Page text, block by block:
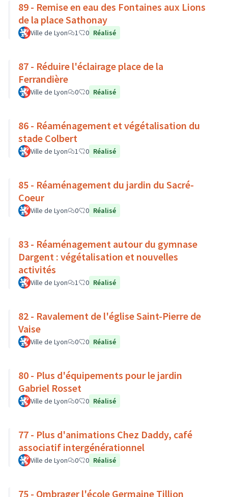
89 - Remise en eau des Fontaines aux Lions
de la place Sathonay
Ville de Lyon 1 0 Réalisé
87 - Réduire l'éclairage place de la
Ferrandière
Ville de Lyon 0 0 Réalisé
86 - Réaménagement et végétalisation du
stade Colbert
Ville de Lyon 1 0 Réalisé
85 - Réaménagement du jardin du Sacré-
Coeur
Ville de Lyon 0 0 Réalisé
83 - Réaménagement autour du gymnase
Dargent : végétalisation et nouvelles
activités
Ville de Lyon 1 0 Réalisé
82 - Ravalement de l'église Saint-Pierre de
Vaise
Ville de Lyon 0 0 Réalisé
80 - Plus d'équipements pour le jardin
Gabriel Rosset
Ville de Lyon 0 0 Réalisé
77 - Plus d'animations Chez Daddy, café
associatif intergénérationnel
Ville de Lyon 0 0 Réalisé
75 - Ombrager l'école Germaine Tillion